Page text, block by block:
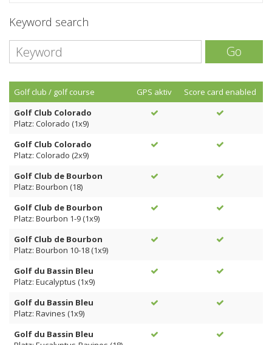
Keyword search
Go
Golf club / golf course GPS aktiv
Score card enabled
Golf Club Colorado
Platz: Colorado (1x9)
Golf Club Colorado
Platz: Colorado (2x9)
Golf Club de Bourbon
Platz: Bourbon (18)
Golf Club de Bourbon
Platz: Bourbon 1-9 (1x9)
Golf Club de Bourbon
Platz: Bourbon 10-18 (1x9)
Golf du Bassin Bleu
Platz: Eucalyptus (1x9)
Golf du Bassin Bleu
Platz: Ravines (1x9)
Golf du Bassin Bleu